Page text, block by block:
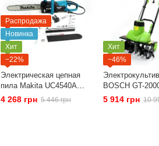
Распродажа
Новинка
Хит
−22%
Электрическая цепная
пила Makita UC4540A
(шина 40 см, 2.2 кВт) с
бесключевой натяжкой
4 268 грн 5 446 грн
Хит
−46%
BOSCH GT-
Культиватор
5 914 грн 10